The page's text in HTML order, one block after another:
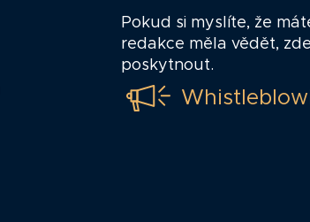
Pokud si myslíte, že
redakce měla vědět,
poskytnout.